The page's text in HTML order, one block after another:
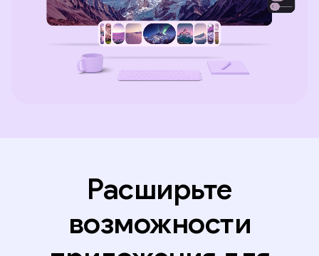
Расширьте
возможности